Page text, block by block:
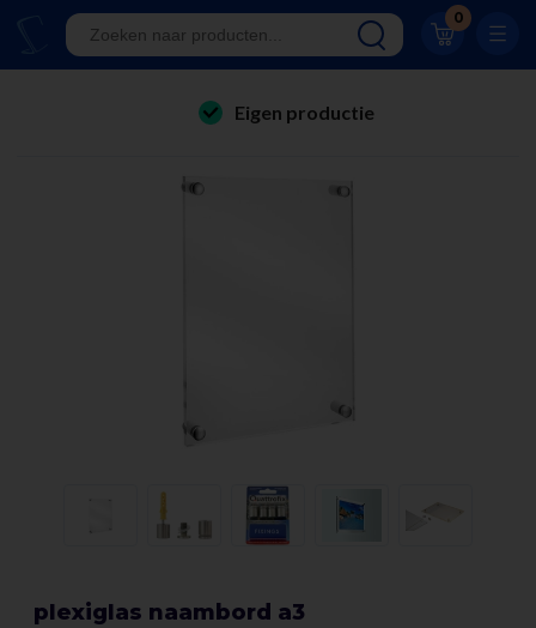
0
Klantwaardering 8.9
A-kwaliteit displays
Eigen productie
plexiglas naambord a3